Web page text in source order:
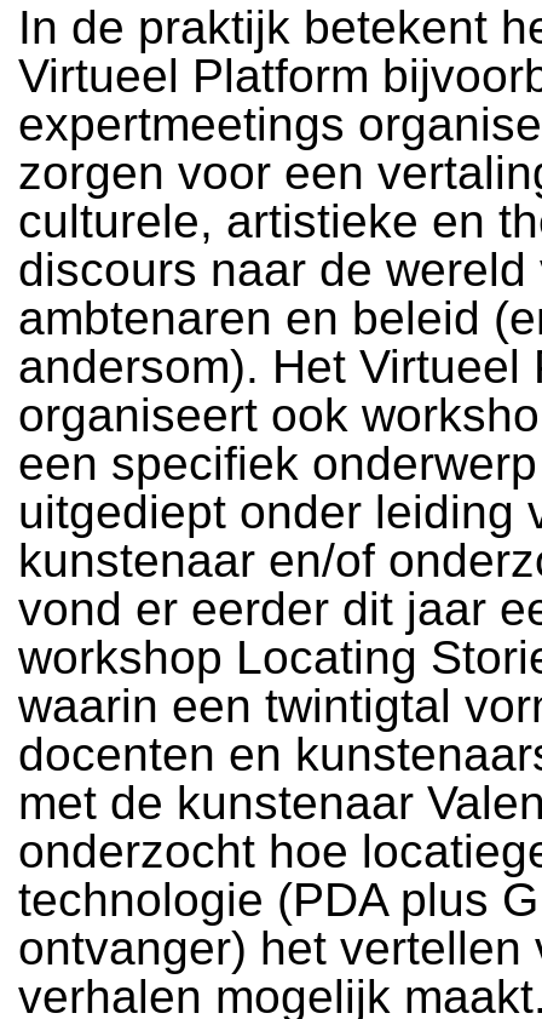
In de praktijk betekent
Virtueel Platform
expertmeetings
zorgen voor een
culturele, artistieke en
discours naar de wereld
ambtenaren en beleid
andersom). Het Virtueel
organiseert ook
een specifiek
uitgediept onder leiding
kunstenaar en/of
vond er eerder dit jaar
workshop Locating
waarin een twintigtal
docenten en
met de kunstenaar
onderzocht hoe
technologie (PDA plus
ontvanger) het vertellen
verhalen mogelijk